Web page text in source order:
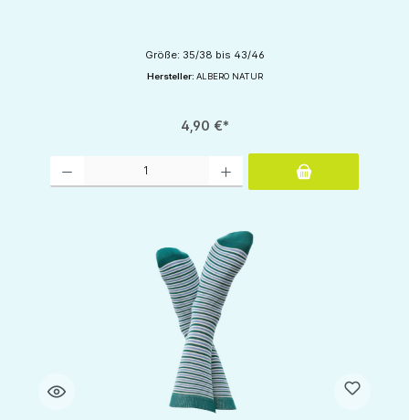
Größe: 35/38 bis 43/46
Hersteller: ALBERO NATUR
4,90 €*